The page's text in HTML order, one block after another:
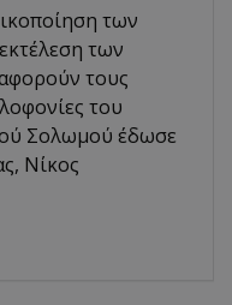
των
των
τους
του
Σολωμού έδωσε
Νίκος